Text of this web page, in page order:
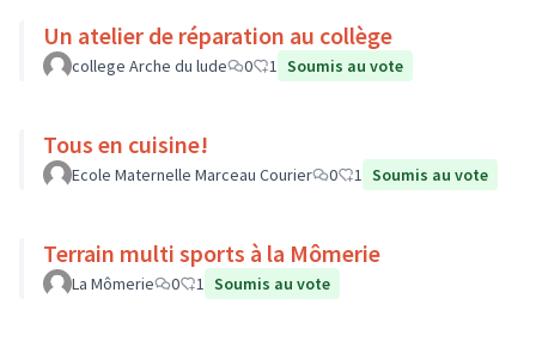
Un atelier de réparation au collège
college Arche du lude 0 1 Soumis au vote
Tous en cuisine!
Ecole Maternelle Marceau Courier 0 1 Soumis au vote
Terrain multi sports à la Mômerie
La Mômerie 0 1 Soumis au vote